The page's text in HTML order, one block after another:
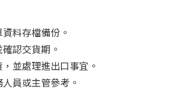
料存檔備份。
認交貨期。
並處理進出口事宜。
員或主管參考。